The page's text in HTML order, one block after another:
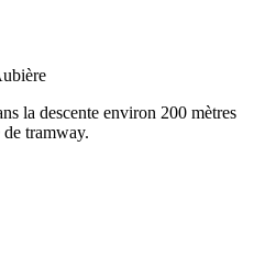
la descente environ 200 mètres
tramway.